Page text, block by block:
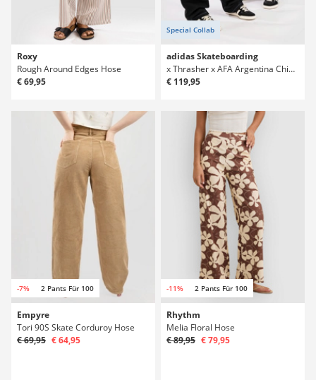
Roxy
Rough Around Edges Hose
€ 69,95
Special Collab
adidas Skateboarding
x Thrasher x AFA Argentina Chino Hose
€ 119,95
-7% 2 Pants Für 100
Empyre
Tori 90S Skate Corduroy Hose
€ 69,95 € 64,95
-11% 2 Pants Für 100
Rhythm
Melia Floral Hose
€ 89,95 € 79,95